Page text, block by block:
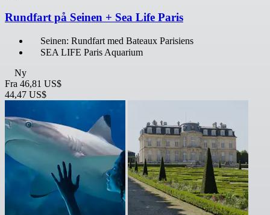
Rundfart på Seinen + Sea Life Paris
Seinen: Rundfart med Bateaux Parisiens
SEA LIFE Paris Aquarium
Ny
Fra 46,81 US$
44,47 US$